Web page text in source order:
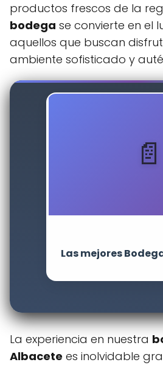
productos frescos de la
bodega se convierte en el
aquellos que buscan
ambiente sofisticado y
Las mejores
La experiencia en nuestra
Albacete es inolvidable